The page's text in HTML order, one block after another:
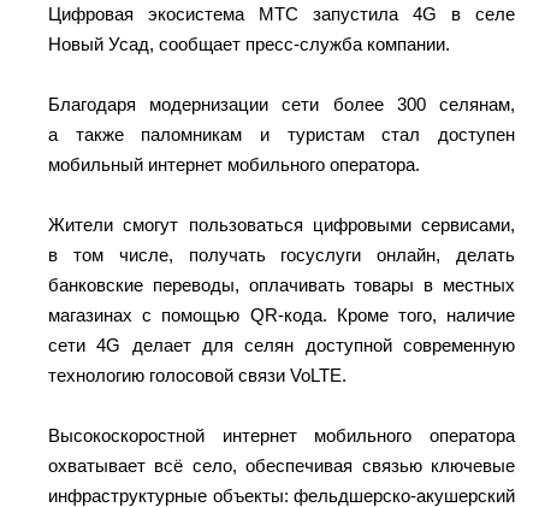
Цифровая экосистема МТС запустила 4G в селе
Новый Усад, сообщает пресс-служба компании.
Благодаря модернизации сети более 300 селянам,
а также паломникам и туристам стал доступен
мобильный интернет мобильного оператора.
Жители смогут пользоваться цифровыми сервисами,
в том числе, получать госуслуги онлайн, делать
банковские переводы, оплачивать товары в местных
магазинах с помощью QR-кода. Кроме того, наличие
сети 4G делает для селян доступной современную
технологию голосовой связи VoLTE.
Высокоскоростной интернет мобильного оператора
охватывает всё село, обеспечивая связью ключевые
инфраструктурные объекты: фельдшерско-акушерский